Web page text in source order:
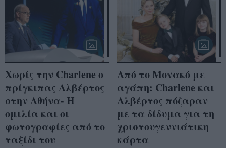
Χωρίς την Charlene ο
πρίγκιπας Αλβέρτος
στην Αθήνα- Η
ομιλία και οι
φωτογραφίες από το
ταξίδι του
Από το Μονακό με
αγάπη: Charlene και
Αλβέρτος πόζαραν
με τα δίδυμα για τη
χριστουγεννιάτικη
κάρτα